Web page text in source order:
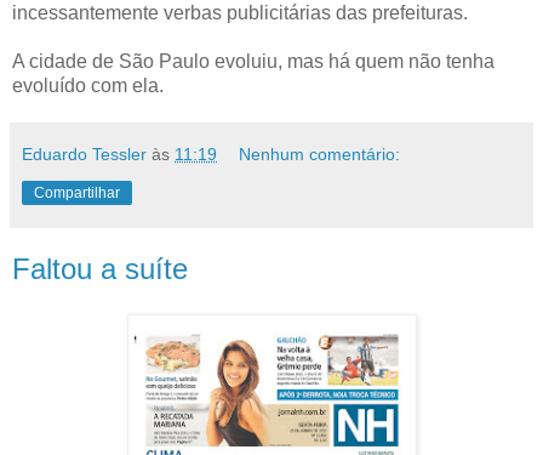
incessantemente verbas publicitárias das prefeituras.
A cidade de São Paulo evoluiu, mas há quem não tenha
evoluído com ela.
Eduardo Tessler às 11:19 Nenhum comentário:
Compartilhar
Faltou a suíte